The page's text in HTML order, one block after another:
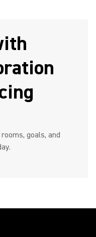
goals, and